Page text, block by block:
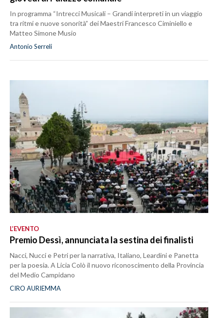
In programma “Intrecci Musicali – Grandi interpreti in un viaggio
tra ritmi e nuove sonorità” dei Maestri Francesco Ciminiello e
Matteo Simone Musio
Antonio Serreli
L’EVENTO
Premio Dessì, annunciata la sestina dei finalisti
Nacci, Nucci e Petri per la narrativa, Italiano, Leardini e Panetta
per la poesia. A Licia Colò il nuovo riconoscimento della Provincia
del Medio Campidano
CIRO AURIEMMA